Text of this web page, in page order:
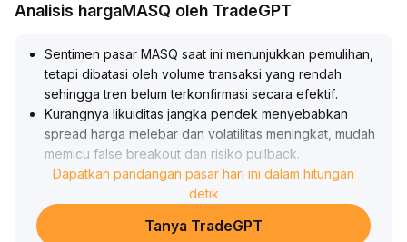
Analisis hargaMASQ oleh TradeGPT
Sentimen pasar MASQ saat ini menunjukkan pemulihan,
tetapi dibatasi oleh volume transaksi yang rendah
sehingga tren belum terkonfirmasi secara efektif.
Kurangnya likuiditas jangka pendek menyebabkan
spread harga melebar dan volatilitas meningkat, mudah
memicu false breakout dan risiko pullback.
Disarankan investor untuk memantau volume transaksi
dan indikator kedalaman pasar secara ketat, berhati-
hati dalam mengatur strategi jangka pendek,
menghindari risiko akibat kekeringan likuiditas, serta
Dapatkan pandangan pasar hari ini dalam hitungan
detik
Tanya TradeGPT